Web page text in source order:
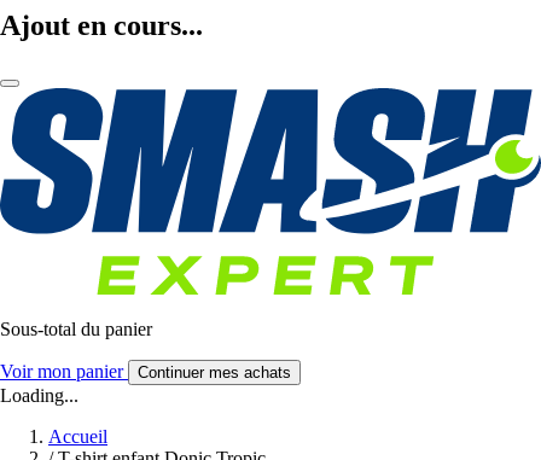
Ajout en cours...
Sous-total du panier
Voir mon panier Continuer mes achats
Loading...
Accueil